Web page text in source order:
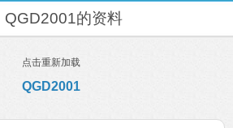
QGD2001的资料
点击重新加载
QGD2001